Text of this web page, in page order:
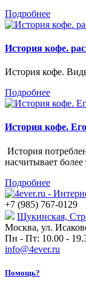
Подробнее
История кофе.
История кофе.
Подробнее
История кофе.
История
насчитывает более
Подробнее
+7 (985) 767-0129
Щукинская,
Москва, ул.
Пн - Пт: 10.00 -
info@4ever.ru
Помощь?